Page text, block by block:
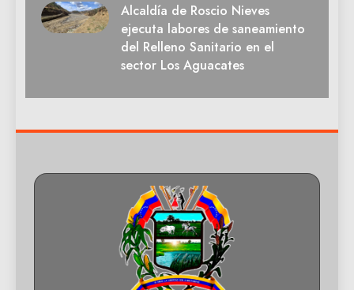
Alcaldía de Roscio Nieves
ejecuta labores de saneamiento
del Relleno Sanitario en el
sector Los Aguacates